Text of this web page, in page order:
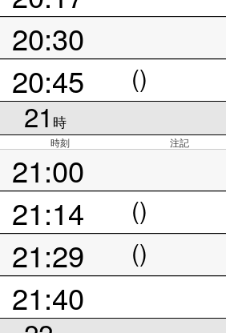
20:30
20:45
()
21 時
時刻 注記
21:00
21:14
()
21:29 ()
21:40